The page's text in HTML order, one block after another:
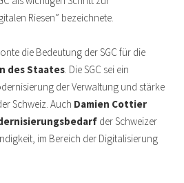
Riesen” bezeichnete.
die Bedeutung der SGC für die
des Staates. Die SGC sei ein
der Verwaltung und stärke
Schweiz. Auch Damien Cottier
der Schweizer
im Bereich der Digitalisierung